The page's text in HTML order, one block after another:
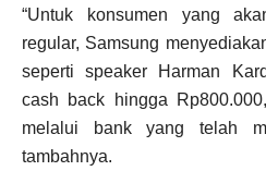
“Untuk konsumen yang
regular, Samsung
seperti speaker Harman
cash back hingga
melalui bank yang telah
tambahnya.